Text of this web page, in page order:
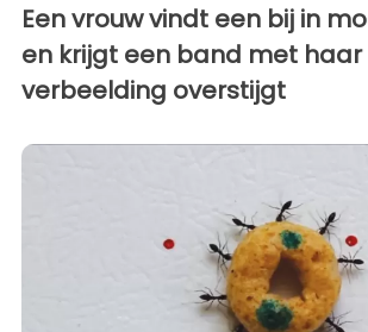
Een vrouw vindt een bij in
en krijgt een band met haar
verbeelding overstijgt